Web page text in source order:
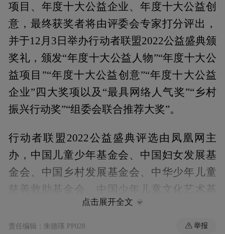
项目、年度十大公益企业、年度十大公益创
意，最终获奖者将由评委会专家打分评出，
并于12月3日举办行动者联盟2022公益盛典颁
奖礼，颁发“年度十大公益人物”“年度十大公
益项目”“年度十大公益创意”“年度十大公益
企业”四大奖项以及“最具网络人气奖”“乡村
振兴行动奖”“组委会联合推荐大奖”。
行动者联盟2022公益盛典评选由凤凰网主
办，中国儿童少年基金会、中国妇女发展基
金会、中国乡村发展基金会、中华少年儿童
慈善救助基金会、中国少年儿童文化艺术基
金会、中华社会救助基金会、中国发展研究
基金会、中国社会福利基金会、中国红十字
点击展开全文
责任编辑：朱德瑛 PP028 举报